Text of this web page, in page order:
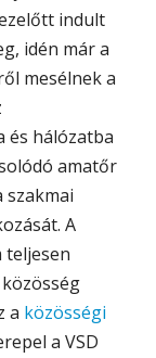
indult
idén már a
mesélnek a
és hálózatba
amatőr
A
teljesen
a közösségi
a VSD